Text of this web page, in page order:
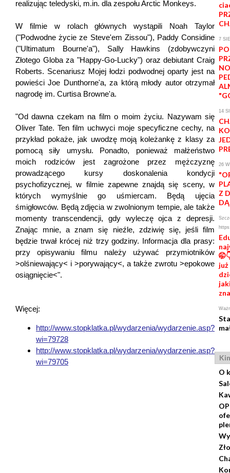
realizując teledyski, m.in. dla zespołu Arctic Monkeys.
W filmie w rolach głównych wystąpili Noah Taylor
("Podwodne życie ze Steve'em Zissou"), Paddy Considine
("Ultimatum Bourne'a"), Sally Hawkins (zdobywczyni
Złotego Globa za "Happy-Go-Lucky") oraz debiutant Craig
Roberts. Scenariusz Mojej łodzi podwodnej oparty jest na
powieści Joe Dunthorne'a, za którą młody autor otrzymał
nagrodę im. Curtisa Browne'a.
"Od dawna czekam na film o moim życiu. Nazywam się
Oliver Tate. Ten film uchwyci moje specyficzne cechy, na
przykład pokaże, jak uwodzę moją koleżankę z klasy za
pomocą siły umysłu. Ponadto, ponieważ małżeństwo
moich rodziców jest zagrożone przez mężczyznę
prowadzącego kursy doskonalenia kondycji
psychofizycznej, w filmie zapewne znajdą się sceny, w
których wymyślnie go uśmiercam. Będą ujęcia
śmigłowców. Będą zdjęcia w zwolnionym tempie, ale także
momenty transcendencji, gdy wyleczę ojca z depresji.
Znając mnie, a znam się nieźle, zdziwię się, jeśli film
będzie trwał krócej niż trzy godziny. Informacja dla prasy:
przy opisywaniu filmu należy używać przymiotników
>olśniewający< i >porywający<, a także zwrotu >epokowe
osiągnięcie<".
Więcej:
http://www.stopklatka.pl/wydarzenia/wydarzenie.asp?
wi=79728
http://www.stopklatka.pl/wydarzenia/wydarzenie.asp?
wi=79705
7
14
26
Z
O